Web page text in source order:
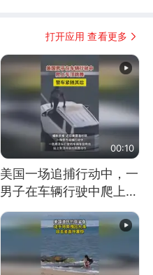
打开应用 查看更多
00:10
美国一场追捕行动中，一
男子在车辆行驶中爬上车
顶跳舞。（新京报）